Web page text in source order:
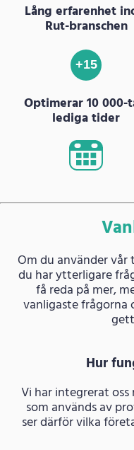
Lång erfarenhet
Rut-branschen
+15
Optimerar 10 000-
lediga tider
Om du använder
du har ytterligare
få reda på mer,
vanligaste frågorna
Hur
Vi har integrerat
som används av
ser därför vilka